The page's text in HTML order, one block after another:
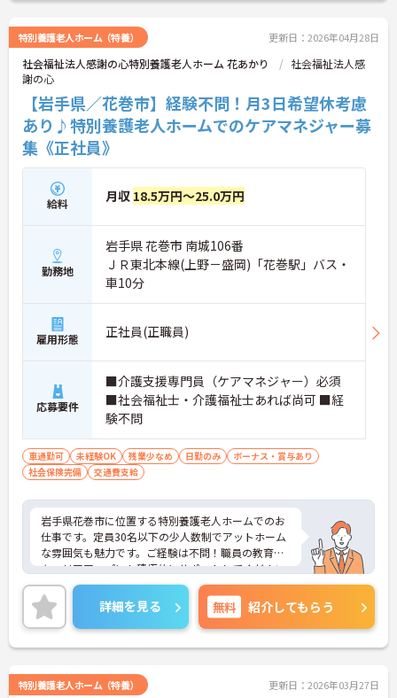
特別養護老人ホーム（特養） 更新日：2026年04月28日
社会福祉法人感謝の心特別養護老人ホーム 花あかり
社会福祉法人感
謝の心
【岩手県／花巻市】経験不問！月3日希望休考慮
あり♪特別養護老人ホームでのケアマネジャー募
集《正社員》
給料 月収 18.5万円～25.0万円
勤務地
岩手県 花巻市 南城106番
ＪＲ東北本線(上野－盛岡)「花巻駅」バス・
車10分
雇用形態 正社員(正職員)
応募要件
■介護支援専門員（ケアマネジャー）必須
■社会福祉士・介護福祉士あれば尚可 ■経
験不問
車通勤可 未経験OK 残業少なめ 日勤のみ
ボーナス・賞与あり
社会保険完備
交通費支給
岩手県花巻市に位置する特別養護老人ホームでのお
仕事です。定員30名以下の少人数制でアットホーム
な雰囲気も魅力です。ご経験は不問！職員の教育と
キャリアアップにも積極的にサポートしてください
ますので働きながらスキルアップが目指せます。月3
日の希望休も考慮があり、プライベートとの両立も
しやすいです。ご興味のある方には、面接対策ポイ
ントなど、さらに詳細をお話しいたしますのでお気
軽にご相談ください！
詳細を見る 無料 紹介してもらう
特別養護老人ホーム（特養） 更新日：2026年03月27日